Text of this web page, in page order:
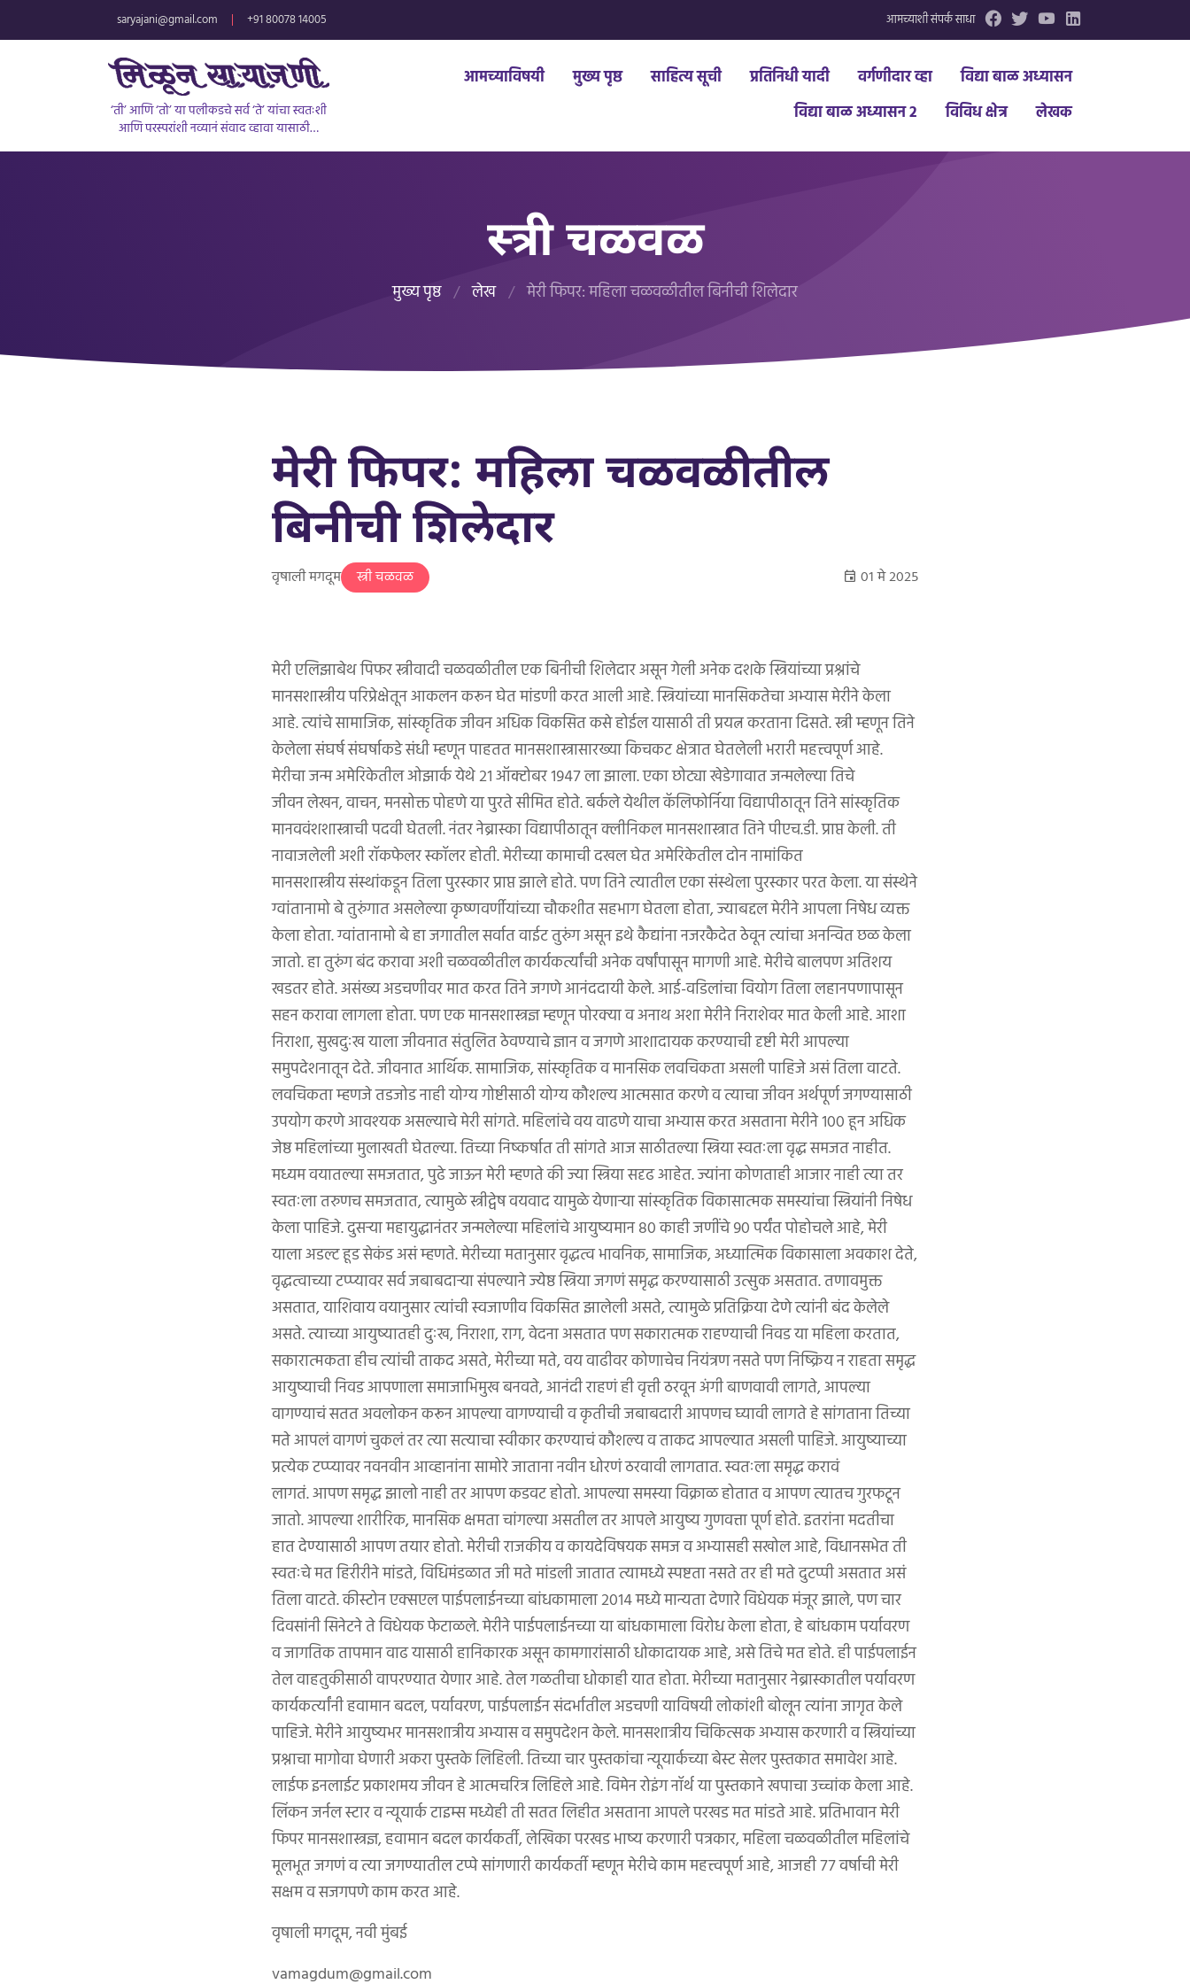
saryajani@gmail.com | +91 80078 14005 आमच्याशी संपर्क साधा
‘ती’ आणि ‘तो’ या पलीकडचे सर्व ‘ते’ यांचा स्वतःशी
आणि परस्परांशी नव्यानं संवाद व्हावा यासाठी…
आमच्याविषयी मुख्य पृष्ठ साहित्य सूची प्रतिनिधी यादी वर्गणीदार व्हा
विद्या बाळ अध्यासन
विद्या बाळ अध्यासन 2
विविध क्षेत्र लेखक
स्त्री चळवळ
मुख्य पृष्ठ / लेख / मेरी फिपर: महिला चळवळीतील बिनीची शिलेदार
मेरी फिपर: महिला चळवळीतील
बिनीची शिलेदार
वृषाली मगदूम स्त्री चळवळ ०१ मे २०२५
मेरी एलिझाबेथ पिफर स्त्रीवादी चळवळीतील एक बिनीची शिलेदार असून गेली अनेक दशके स्त्रियांच्या प्रश्नांचे
मानसशास्त्रीय परिप्रेक्षेतून आकलन करून घेत मांडणी करत आली आहे. स्त्रियांच्या मानसिकतेचा अभ्यास मेरीने केला
आहे. त्यांचे सामाजिक, सांस्कृतिक जीवन अधिक विकसित कसे होईल यासाठी ती प्रयत्न करताना दिसते. स्त्री म्हणून तिने
केलेला संघर्ष संघर्षाकडे संधी म्हणून पाहतत मानसशास्त्रासारख्या किचकट क्षेत्रात घेतलेली भरारी महत्त्वपूर्ण आहे.
मेरीचा जन्म अमेरिकेतील ओझार्क येथे २१ ऑक्टोबर १९४७ ला झाला. एका छोट्या खेडेगावात जन्मलेल्या तिचे
जीवन लेखन, वाचन, मनसोक्त पोहणे या पुरते सीमित होते. बर्कले येथील कॅलिफोर्निया विद्यापीठातून तिने सांस्कृतिक
मानववंशशास्त्राची पदवी घेतली. नंतर नेब्रास्का विद्यापीठातून क्लीनिकल मानसशास्त्रात तिने पीएच.डी. प्राप्त केली. ती
नावाजलेली अशी रॉकफेलर स्कॉलर होती. मेरीच्या कामाची दखल घेत अमेरिकेतील दोन नामांकित
मानसशास्त्रीय संस्थांकडून तिला पुरस्कार प्राप्त झाले होते. पण तिने त्यातील एका संस्थेला पुरस्कार परत केला. या संस्थेने
ग्वांतानामो बे तुरुंगात असलेल्या कृष्णवर्णीयांच्या चौकशीत सहभाग घेतला होता, ज्याबद्दल मेरीने आपला निषेध व्यक्त
केला होता. ग्वांतानामो बे हा जगातील सर्वात वाईट तुरुंग असून इथे कैद्यांना नजरकैदेत ठेवून त्यांचा अनन्वित छळ केला
जातो. हा तुरुंग बंद करावा अशी चळवळीतील कार्यकर्त्यांची अनेक वर्षांपासून मागणी आहे. मेरीचे बालपण अतिशय
खडतर होते. असंख्य अडचणीवर मात करत तिने जगणे आनंददायी केले. आई-वडिलांचा वियोग तिला लहानपणापासून
सहन करावा लागला होता. पण एक मानसशास्त्रज्ञ म्हणून पोरक्या व अनाथ अशा मेरीने निराशेवर मात केली आहे. आशा
निराशा, सुखदुःख याला जीवनात संतुलित ठेवण्याचे ज्ञान व जगणे आशादायक करण्याची दृष्टी मेरी आपल्या
समुपदेशनातून देते. जीवनात आर्थिक. सामाजिक, सांस्कृतिक व मानसिक लवचिकता असली पाहिजे असं तिला वाटते.
लवचिकता म्हणजे तडजोड नाही योग्य गोष्टीसाठी योग्य कौशल्य आत्मसात करणे व त्याचा जीवन अर्थपूर्ण जगण्यासाठी
उपयोग करणे आवश्यक असल्याचे मेरी सांगते. महिलांचे वय वाढणे याचा अभ्यास करत असताना मेरीने १०० हून अधिक
जेष्ठ महिलांच्या मुलाखती घेतल्या. तिच्या निष्कर्षात ती सांगते आज साठीतल्या स्त्रिया स्वतःला वृद्ध समजत नाहीत.
मध्यम वयातल्या समजतात, पुढे जाऊन मेरी म्हणते की ज्या स्त्रिया सदृढ आहेत. ज्यांना कोणताही आजार नाही त्या तर
स्वतःला तरुणच समजतात, त्यामुळे स्त्रीद्वेष वयवाद यामुळे येणाऱ्या सांस्कृतिक विकासात्मक समस्यांचा स्त्रियांनी निषेध
केला पाहिजे. दुसऱ्या महायुद्धानंतर जन्मलेल्या महिलांचे आयुष्यमान ८० काही जणींचे ९० पर्यंत पोहोचले आहे, मेरी
याला अडल्ट हूड सेकंड असं म्हणते. मेरीच्या मतानुसार वृद्धत्व भावनिक, सामाजिक, अध्यात्मिक विकासाला अवकाश देते,
वृद्धत्वाच्या टप्प्यावर सर्व जबाबदाऱ्या संपल्याने ज्येष्ठ स्त्रिया जगणं समृद्ध करण्यासाठी उत्सुक असतात. तणावमुक्त
असतात, याशिवाय वयानुसार त्यांची स्वजाणीव विकसित झालेली असते, त्यामुळे प्रतिक्रिया देणे त्यांनी बंद केलेले
असते. त्याच्या आयुष्यातही दुःख, निराशा, राग, वेदना असतात पण सकारात्मक राहण्याची निवड या महिला करतात,
सकारात्मकता हीच त्यांची ताकद असते, मेरीच्या मते, वय वाढीवर कोणाचेच नियंत्रण नसते पण निष्क्रिय न राहता समृद्ध
आयुष्याची निवड आपणाला समाजाभिमुख बनवते, आनंदी राहणं ही वृत्ती ठरवून अंगी बाणवावी लागते, आपल्या
वागण्याचं सतत अवलोकन करून आपल्या वागण्याची व कृतीची जबाबदारी आपणच घ्यावी लागते हे सांगताना तिच्या
मते आपलं वागणं चुकलं तर त्या सत्याचा स्वीकार करण्याचं कौशल्य व ताकद आपल्यात असली पाहिजे. आयुष्याच्या
प्रत्येक टप्प्यावर नवनवीन आव्हानांना सामोरे जाताना नवीन धोरणं ठरवावी लागतात. स्वतःला समृद्ध करावं
लागतं. आपण समृद्ध झालो नाही तर आपण कडवट होतो. आपल्या समस्या विक्राळ होतात व आपण त्यातच गुरफटून
जातो. आपल्या शारीरिक, मानसिक क्षमता चांगल्या असतील तर आपले आयुष्य गुणवत्ता पूर्ण होते. इतरांना मदतीचा
हात देण्यासाठी आपण तयार होतो. मेरीची राजकीय व कायदेविषयक समज व अभ्यासही सखोल आहे, विधानसभेत ती
स्वतःचे मत हिरीरीने मांडते, विधिमंडळात जी मते मांडली जातात त्यामध्ये स्पष्टता नसते तर ही मते दुटप्पी असतात असं
तिला वाटते. कीस्टोन एक्सएल पाईपलाईनच्या बांधकामाला २०१४ मध्ये मान्यता देणारे विधेयक मंजूर झाले, पण चार
दिवसांनी सिनेटने ते विधेयक फेटाळले. मेरीने पाईपलाईनच्या या बांधकामाला विरोध केला होता, हे बांधकाम पर्यावरण
व जागतिक तापमान वाढ यासाठी हानिकारक असून कामगारांसाठी धोकादायक आहे, असे तिचे मत होते. ही पाईपलाईन
तेल वाहतुकीसाठी वापरण्यात येणार आहे. तेल गळतीचा धोकाही यात होता. मेरीच्या मतानुसार नेब्रास्कातील पर्यावरण
कार्यकर्त्यांनी हवामान बदल, पर्यावरण, पाईपलाईन संदर्भातील अडचणी याविषयी लोकांशी बोलून त्यांना जागृत केले
पाहिजे. मेरीने आयुष्यभर मानसशात्रीय अभ्यास व समुपदेशन केले. मानसशात्रीय चिकित्सक अभ्यास करणारी व स्त्रियांच्या
प्रश्नाचा मागोवा घेणारी अकरा पुस्तके लिहिली. तिच्या चार पुस्तकांचा न्यूयार्कच्या बेस्ट सेलर पुस्तकात समावेश आहे.
लाईफ इनलाईट प्रकाशमय जीवन हे आत्मचरित्र लिहिले आहे. विमेन रोइंग नॉर्थ या पुस्तकाने खपाचा उच्चांक केला आहे.
लिंकन जर्नल स्टार व न्यूयार्क टाइम्स मध्येही ती सतत लिहीत असताना आपले परखड मत मांडते आहे. प्रतिभावान मेरी
फिपर मानसशास्त्रज्ञ, हवामान बदल कार्यकर्ती, लेखिका परखड भाष्य करणारी पत्रकार, महिला चळवळीतील महिलांचे
मूलभूत जगणं व त्या जगण्यातील टप्पे सांगणारी कार्यकर्ती म्हणून मेरीचे काम महत्त्वपूर्ण आहे, आजही ७७ वर्षाची मेरी
सक्षम व सजगपणे काम करत आहे.
वृषाली मगदूम, नवी मुंबई
vamagdum@gmail.com